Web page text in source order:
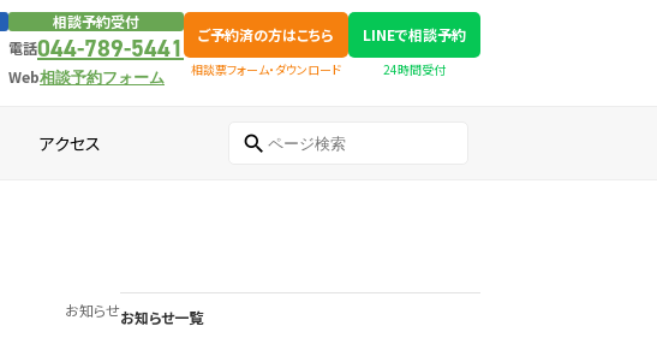
相談予約受付
電話044-789-5441
Web相談予約フォーム
ご予約済の方はこちら
相談票フォーム・ダウンロード
LINEで相談予約
24時間受付
アクセス
お知らせお知らせ一覧